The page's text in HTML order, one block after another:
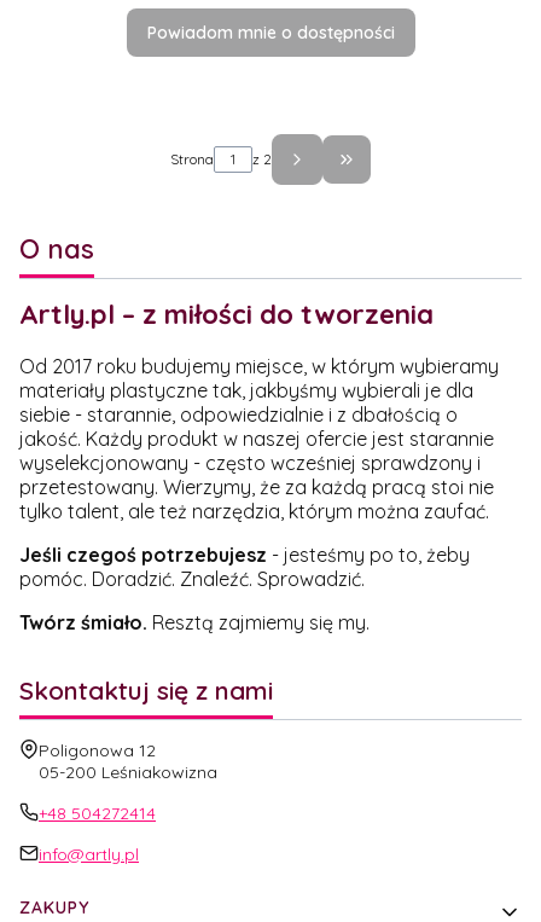
Powiadom mnie o dostępności
Strona z 2 Przejdź do ostatniej
O nas
Artly.pl – z miłości do tworzenia
Od 2017 roku budujemy miejsce, w którym wybieramy
materiały plastyczne tak, jakbyśmy wybierali je dla
siebie - starannie, odpowiedzialnie i z dbałością o
jakość. Każdy produkt w naszej ofercie jest starannie
wyselekcjonowany - często wcześniej sprawdzony i
przetestowany. Wierzymy, że za każdą pracą stoi nie
tylko talent, ale też narzędzia, którym można zaufać.
Jeśli czegoś potrzebujesz - jesteśmy po to, żeby
pomóc. Doradzić. Znaleźć. Sprowadzić.
Twórz śmiało. Resztą zajmiemy się my.
Skontaktuj się z nami
Adres:
Poligonowa 12
05-200 Leśniakowizna
+48 504272414
info@artly.pl
ZAKUPY